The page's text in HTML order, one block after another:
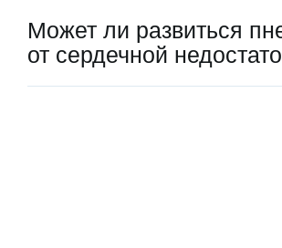
Может ли развиться
от сердечной